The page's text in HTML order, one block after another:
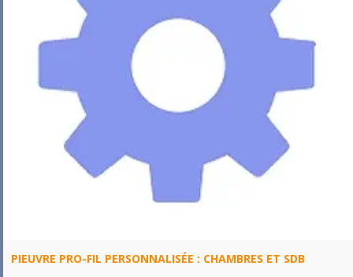
PIEUVRE PRO-FIL PERSONNALISÉE : CHAMBRES ET SDB